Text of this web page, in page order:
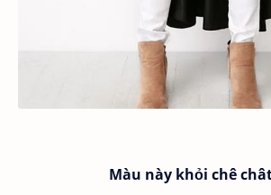
Màu này khỏi chê